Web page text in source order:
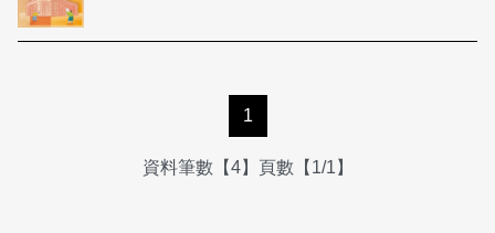
1
資料筆數【4】頁數【1/1】